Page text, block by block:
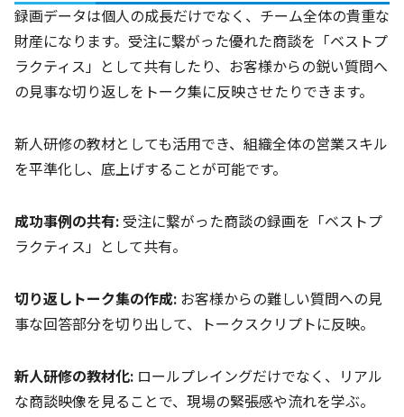
録画データは個人の成長だけでなく、チーム全体の貴重な
財産になります。受注に繋がった優れた商談を「ベストプ
ラクティス」として共有したり、お客様からの鋭い質問へ
の見事な切り返しをトーク集に反映させたりできます。
新人研修の教材としても活用でき、組織全体の営業スキル
を平準化し、底上げすることが可能です。
成功事例の共有: 受注に繋がった商談の録画を「ベストプ
ラクティス」として共有。
切り返しトーク集の作成: お客様からの難しい質問への見
事な回答部分を切り出して、トークスクリプトに反映。
新人研修の教材化: ロールプレイングだけでなく、リアル
な商談映像を見ることで、現場の緊張感や流れを学ぶ。